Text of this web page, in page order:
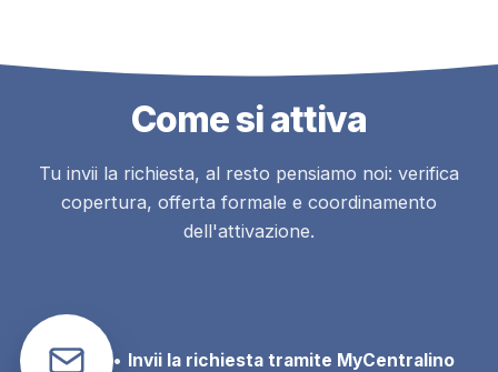
Come si attiva
Tu invii la richiesta, al resto pensiamo noi: verifica
copertura, offerta formale e coordinamento
dell'attivazione.
Invii la richiesta tramite MyCentralino